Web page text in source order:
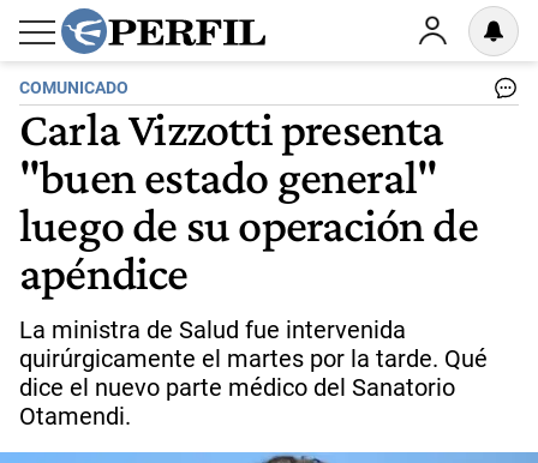
COMUNICADO
Carla Vizzotti presenta
"buen estado general"
luego de su operación de
apéndice
La ministra de Salud fue intervenida
quirúrgicamente el martes por la tarde. Qué
dice el nuevo parte médico del Sanatorio
Otamendi.